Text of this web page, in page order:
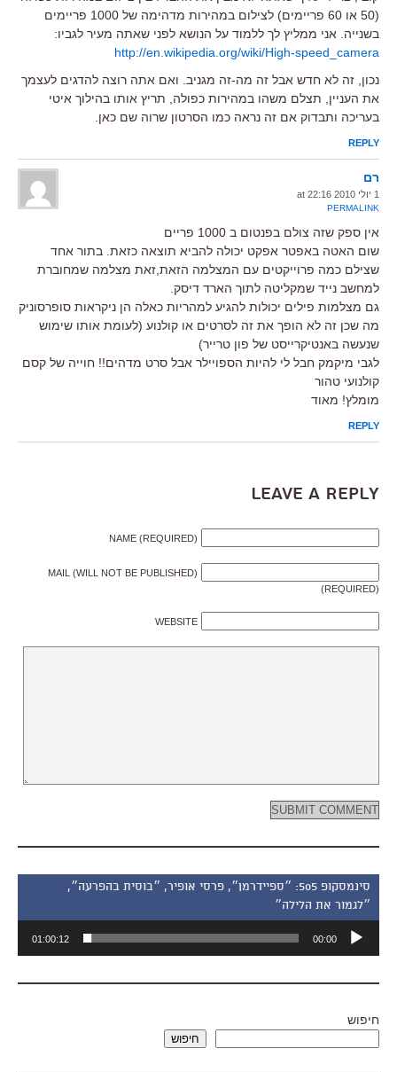
(50 או 60 פריימים) לצילום במהירות מדהימה של 1000 פריימים
בשנייה. אני ממליץ לך ללמוד על הנושא לפני שאתה מעיר לגביו:
http://en.wikipedia.org/wiki/High-speed_camera
נכון, זה לא חדש אבל זה מה-זה מגניב. ואם אתה רוצה להדגים לעצמך
את העניין, תצלם משהו במהירות כפולה, תריץ אותו בהילוך איטי
בעריכה ותבדוק אם זה נראה כמו הסרטון שרוה שם כאן.
REPLY
רם
1 יולי 2010 at 22:16
PERMALINK
אין ספק שזה צולם בפנטום ב 1000 פריים
שום האטה באפטר אפקט יכולה להביא תוצאה כזאת. בתור אחד
שצילם כמה פרוייקטים עם המצלמה הזאת,זאת מצלמה שמחוברת
למחשב נייד שמקליטה לתוך הארד דיסק.
גם מצלמות פילים יכולות להגיע למהריות כאלה הן ניקראות סופרסוניק
מה שכן זה לא הופך את זה לסרטים או קולנוע (לעומת אותו שימוש
שנעשה באנטיקרייסט של פון טרייר)
לגבי מיקמק חבל לי להיות הספויילר אבל סרט מדהים!! חוייה של קסם
קולנועי טהור
מומלץ! מאוד
REPLY
Leave a Reply
NAME (REQUIRED)
MAIL (WILL NOT BE PUBLISHED)
(REQUIRED)
WEBSITE
סינמסקופ 505: ״ספיידרמן״, פרסי אופיר, ״בוסית בהפרעה״,
״לגמור את הלילה״
אודיו
00:00
01:00:12
חיפוש
חיפוש